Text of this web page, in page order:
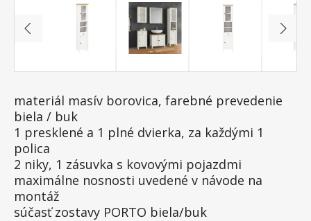
materiál masív borovica, farebné prevedenie
biela / buk
1 presklené a 1 plné dvierka, za každými 1
polica
2 niky, 1 zásuvka s kovovými pojazdmi
maximálne nosnosti uvedené v návode na
montáž
súčasť zostavy PORTO biela/buk